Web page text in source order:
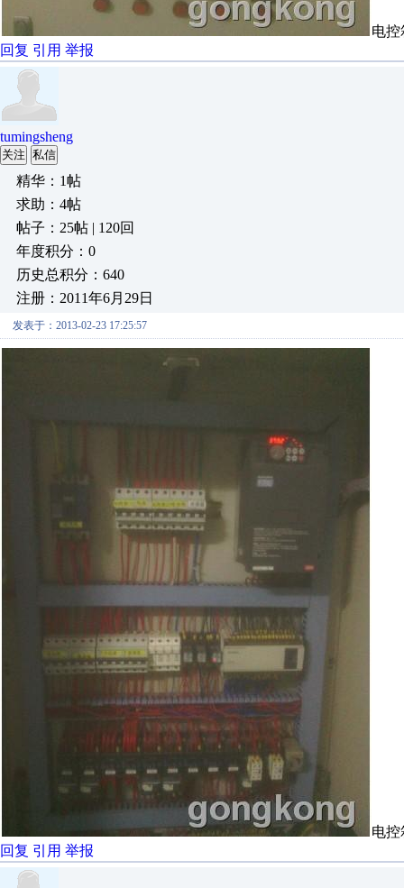
回复 引用 举报
tumingsheng
关注 私信
精华：1帖
求助：4帖
帖子：25帖 | 120回
年度积分：0
历史总积分：640
注册：2011年6月29日
发表于：2013-02-23 17:25:57
回复 引用 举报